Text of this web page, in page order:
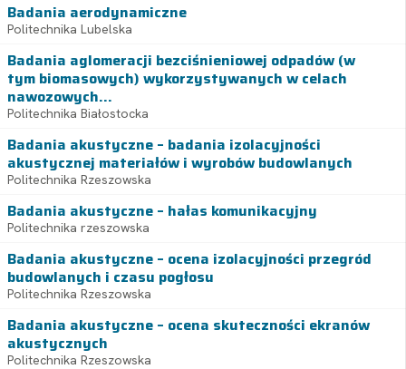
Badania aerodynamiczne
Politechnika Lubelska
Badania aglomeracji bezciśnieniowej odpadów (w
tym biomasowych) wykorzystywanych w celach
nawozowych...
Politechnika Białostocka
Badania akustyczne – badania izolacyjności
akustycznej materiałów i wyrobów budowlanych
Politechnika Rzeszowska
Badania akustyczne – hałas komunikacyjny
Politechnika rzeszowska
Badania akustyczne – ocena izolacyjności przegród
budowlanych i czasu pogłosu
Politechnika Rzeszowska
Badania akustyczne – ocena skuteczności ekranów
akustycznych
Politechnika Rzeszowska